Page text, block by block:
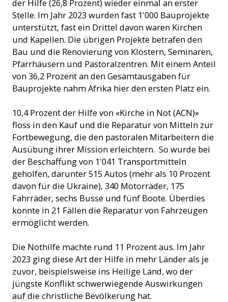
der Hilfe (26,8 Prozent) wieder einmal an erster
Stelle. Im Jahr 2023 wurden fast 1'000 Bauprojekte
unterstützt, fast ein Drittel davon waren Kirchen
und Kapellen. Die übrigen Projekte betrafen den
Bau und die Renovierung von Klöstern, Seminaren,
Pfarrhäusern und Pastoralzentren. Mit einem Anteil
von 36,2 Prozent an den Gesamtausgaben für
Bauprojekte nahm Afrika hier den ersten Platz ein.
10,4 Prozent der Hilfe von «Kirche in Not (ACN)»
floss in den Kauf und die Reparatur von Mitteln zur
Fortbewegung, die den pastoralen Mitarbeitern die
Ausübung ihrer Mission erleichtern. So wurde bei
der Beschaffung von 1'041 Transportmitteln
geholfen, darunter 515 Autos (mehr als 10 Prozent
davon für die Ukraine), 340 Motorräder, 175
Fahrräder, sechs Busse und fünf Boote. Überdies
konnte in 21 Fällen die Reparatur von Fahrzeugen
ermöglicht werden.
Die Nothilfe machte rund 11 Prozent aus. Im Jahr
2023 ging diese Art der Hilfe in mehr Länder als je
zuvor, beispielsweise ins Heilige Land, wo der
jüngste Konflikt schwerwiegende Auswirkungen
auf die christliche Bevölkerung hat.